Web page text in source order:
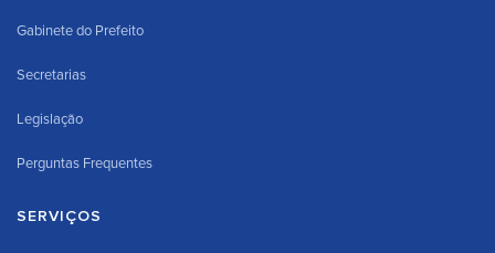
Gabinete do Prefeito
Secretarias
Legislação
Perguntas Frequentes
SERVIÇOS